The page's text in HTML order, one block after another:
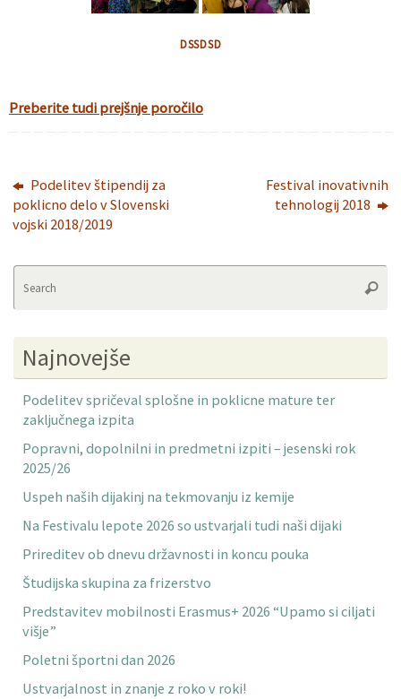
DSSDSD
Preberite tudi prejšnje poročilo
Podelitev štipendij za
poklicno delo v Slovenski
vojski 2018/2019
Festival inovativnih
tehnologij 2018
Najnovejše
Podelitev spričeval splošne in poklicne mature ter
zaključnega izpita
Popravni, dopolnilni in predmetni izpiti – jesenski rok
2025/26
Uspeh naših dijakinj na tekmovanju iz kemije
Na Festivalu lepote 2026 so ustvarjali tudi naši dijaki
Prireditev ob dnevu državnosti in koncu pouka
Študijska skupina za frizerstvo
Predstavitev mobilnosti Erasmus+ 2026 “Upamo si ciljati
višje”
Poletni športni dan 2026
Ustvarjalnost in znanje z roko v roki!